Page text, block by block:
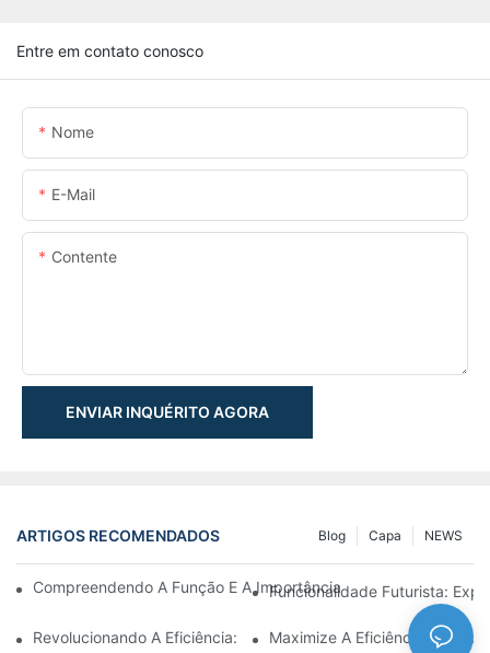
Entre em contato conosco
Nome
E-Mail
Contente
ENVIAR INQUÉRITO AGORA
ARTIGOS RECOMENDADOS NEWS
Capa
Blog
Compreendendo A Função E A Importância Dos Cilindros
Funcionalidade Futurista:
Revolucionando A Eficiência: O Cilindro Telescópico Elétrico
Maximize A Eficiência Com